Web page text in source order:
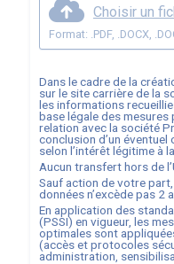
Choisir un
Format: .PDF,
Dans le cadre de la
sur le site carrière de la
les informations
base légale des mesures
relation avec la société
conclusion d’un
selon l’intérêt légitime à
Aucun transfert hors de
Sauf action de votre
données n’excède pas 2
En application des
(PSSI) en vigueur, les
optimales sont
(accès et protocoles
administration,